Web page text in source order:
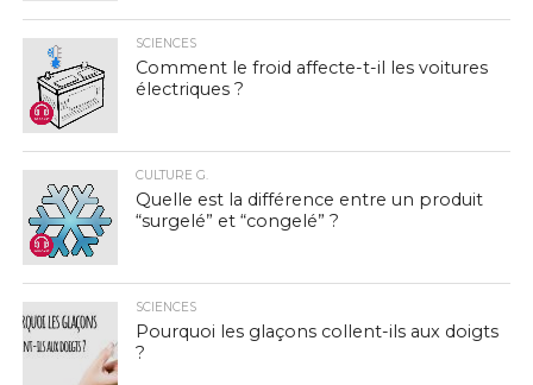
SCIENCES
Comment le froid affecte-t-il les voitures
électriques ?
CULTURE G.
Quelle est la différence entre un produit
“surgelé” et “congelé” ?
SCIENCES
Pourquoi les glaçons collent-ils aux doigts
?